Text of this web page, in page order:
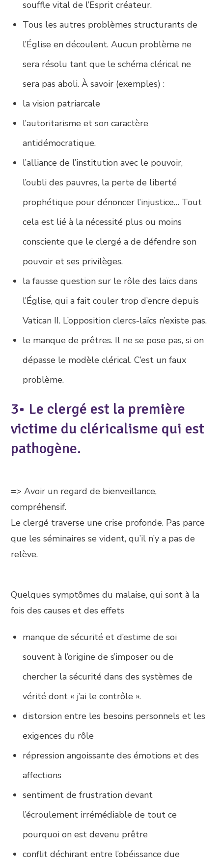
souffle vital de l’Esprit créateur.
Tous les autres problèmes structurants de
l’Église en découlent. Aucun problème ne
sera résolu tant que le schéma clérical ne
sera pas aboli. À savoir (exemples) :
la vision patriarcale
l’autoritarisme et son caractère
antidémocratique.
l’alliance de l’institution avec le pouvoir,
l’oubli des pauvres, la perte de liberté
prophétique pour dénoncer l’injustice… Tout
cela est lié à la nécessité plus ou moins
consciente que le clergé a de défendre son
pouvoir et ses privilèges.
la fausse question sur le rôle des laïcs dans
l’Église, qui a fait couler trop d’encre depuis
Vatican II. L’opposition clercs-laïcs n’existe pas.
le manque de prêtres. Il ne se pose pas, si on
dépasse le modèle clérical. C’est un faux
problème.
3• Le clergé est la première
victime du cléricalisme qui est
pathogène.
=> Avoir un regard de bienveillance,
compréhensif.
Le clergé traverse une crise profonde. Pas parce
que les séminaires se vident, qu’il n’y a pas de
relève.
Quelques symptômes du malaise, qui sont à la
fois des causes et des effets
manque de sécurité et d’estime de soi
souvent à l’origine de s’imposer ou de
chercher la sécurité dans des systèmes de
vérité dont « j’ai le contrôle ».
distorsion entre les besoins personnels et les
exigences du rôle
répression angoissante des émotions et des
affections
sentiment de frustration devant
l’écroulement irrémédiable de tout ce
pourquoi on est devenu prêtre
conflit déchirant entre l’obéissance due